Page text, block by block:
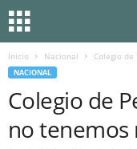
Inicio Nacional Colegio
NACIONAL
Colegio de
no tenemos